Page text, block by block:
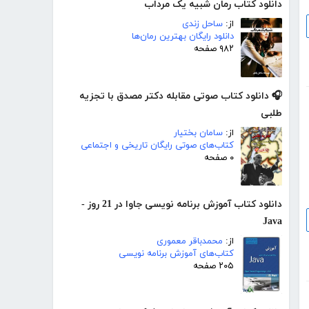
دانلود کتاب رمان شبیه یک مرداب
از: ساحل زندی
دانلود رایگان بهترین رمان‌ها
۹۸۲ صفحه
🎧 دانلود کتاب صوتی مقابله دکتر مصدق با تجزیه
طلبی
از: سامان بختیار
کتاب‌های صوتی رایگان تاریخی و اجتماعی
۰ صفحه
دانلود کتاب آموزش برنامه نویسی جاوا در 21 روز -
Java
از: محمدباقر معموری
کتاب‌های آموزش برنامه نویسی
۲۰۵ صفحه